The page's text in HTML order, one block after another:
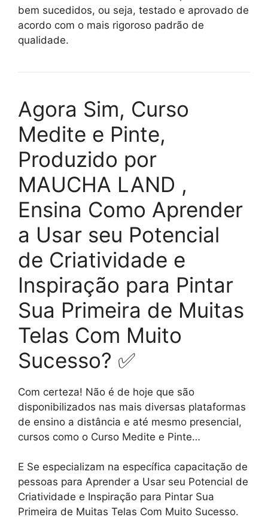
bem sucedidos, ou seja, testado e aprovado de
acordo com o mais rigoroso padrão de
qualidade.
Agora Sim, Curso
Medite e Pinte,
Produzido por
MAUCHA LAND ,
Ensina Como Aprender
a Usar seu Potencial
de Criatividade e
Inspiração para Pintar
Sua Primeira de Muitas
Telas Com Muito
Sucesso? ✅
Com certeza! Não é de hoje que são
disponibilizados nas mais diversas plataformas
de ensino a distância e até mesmo presencial,
cursos como o Curso Medite e Pinte…
E Se especializam na específica capacitação de
pessoas para Aprender a Usar seu Potencial de
Criatividade e Inspiração para Pintar Sua
Primeira de Muitas Telas Com Muito Sucesso.